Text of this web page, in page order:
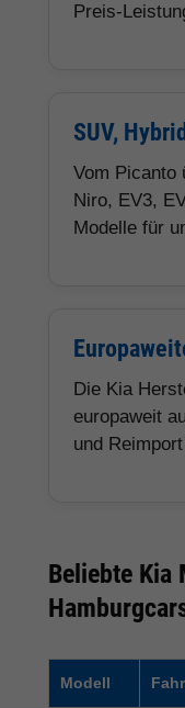
Preis-
SUV,
Vom Picanto
Niro, EV3,
Modelle für
Die Kia
europaweit
und
Beliebte Kia
Modell